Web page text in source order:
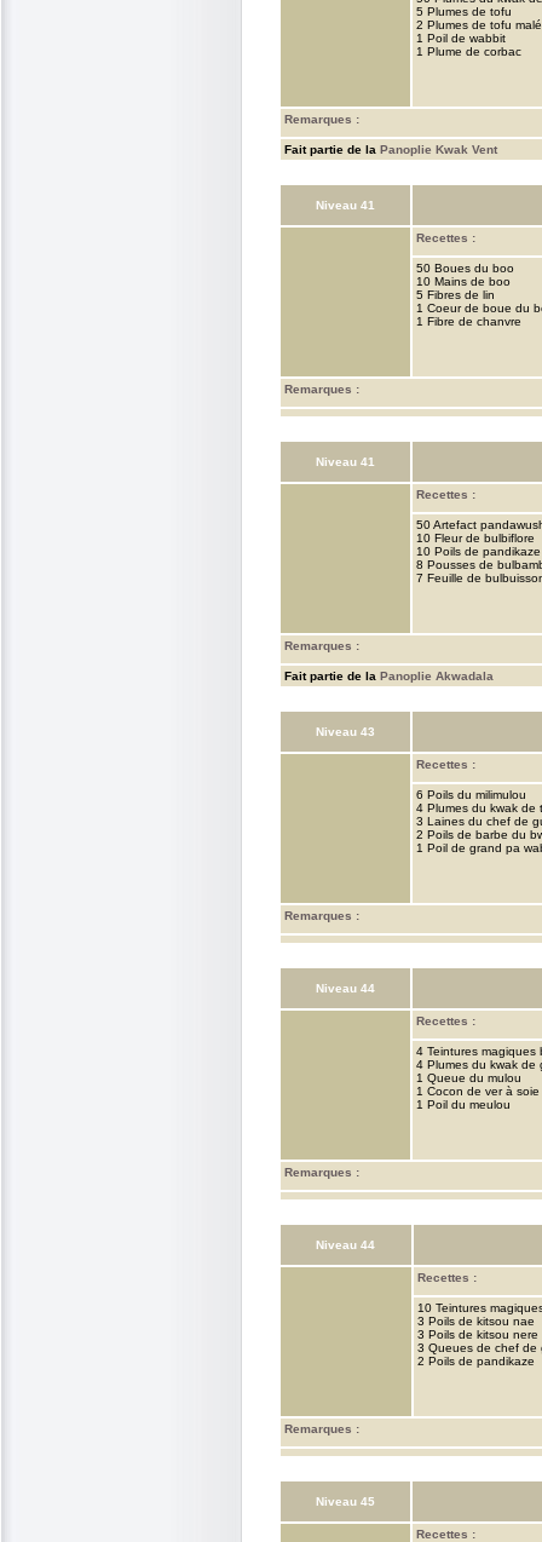
5 Plumes de tofu
2 Plumes de tofu
1 Poil de wabbit
1 Plume de corbac
Remarques :
Fait partie de la Panoplie Kwak Vent
Niveau 41
Recettes :
50 Boues du boo
10 Mains de boo
5 Fibres de lin
1 Coeur de boue du
1 Fibre de chanvre
Remarques :
Niveau 41
Recettes :
50 Artefact
10 Fleur de bulbiflore
10 Poils de pandikaze
8 Pousses de
7 Feuille de
Remarques :
Fait partie de la Panoplie Akwadala
Niveau 43
Recettes :
6 Poils du milimulou
4 Plumes du kwak de
3 Laines du chef de
2 Poils de barbe du
1 Poil de grand pa
Remarques :
Niveau 44
Recettes :
4 Teintures magiques
4 Plumes du kwak de
1 Queue du mulou
1 Cocon de ver à soie
1 Poil du meulou
Remarques :
Niveau 44
Recettes :
10 Teintures
3 Poils de kitsou nae
3 Poils de kitsou nere
3 Queues de chef de
2 Poils de pandikaze
Remarques :
Niveau 45
Recettes :